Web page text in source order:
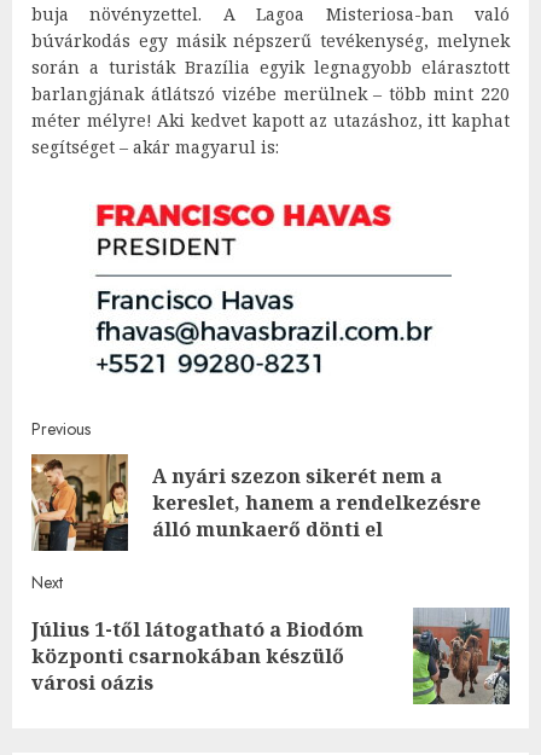
buja növényzettel. A Lagoa Misteriosa-ban való
búvárkodás egy másik népszerű tevékenység, melynek
során a turisták Brazília egyik legnagyobb elárasztott
barlangjának átlátszó vizébe merülnek – több mint 220
méter mélyre! Aki kedvet kapott az utazáshoz, itt kaphat
segítséget – akár magyarul is:
Post
navigation
Previous
A nyári szezon sikerét nem a
kereslet, hanem a rendelkezésre
álló munkaerő dönti el
Next
Next
post:
Július 1-től látogatható a Biodóm
központi csarnokában készülő
városi oázis